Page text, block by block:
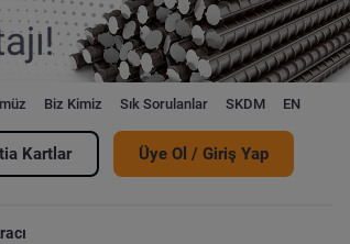
Biz Kimiz Sık Sorulanlar SKDM EN
Kartlar Üye Ol / Giriş Yap